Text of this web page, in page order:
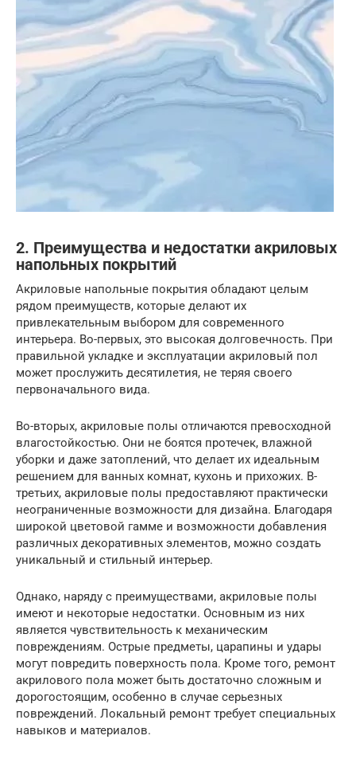
2. Преимущества и недостатки акриловых
напольных покрытий
Акриловые напольные покрытия обладают целым
рядом преимуществ, которые делают их
привлекательным выбором для современного
интерьера. Во-первых, это высокая долговечность. При
правильной укладке и эксплуатации акриловый пол
может прослужить десятилетия, не теряя своего
первоначального вида.
Во-вторых, акриловые полы отличаются превосходной
влагостойкостью. Они не боятся протечек, влажной
уборки и даже затоплений, что делает их идеальным
решением для ванных комнат, кухонь и прихожих. В-
третьих, акриловые полы предоставляют практически
неограниченные возможности для дизайна. Благодаря
широкой цветовой гамме и возможности добавления
различных декоративных элементов, можно создать
уникальный и стильный интерьер.
Однако, наряду с преимуществами, акриловые полы
имеют и некоторые недостатки. Основным из них
является чувствительность к механическим
повреждениям. Острые предметы, царапины и удары
могут повредить поверхность пола. Кроме того, ремонт
акрилового пола может быть достаточно сложным и
дорогостоящим, особенно в случае серьезных
повреждений. Локальный ремонт требует специальных
навыков и материалов.